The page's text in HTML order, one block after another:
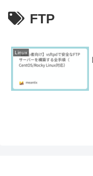
FTP
Linux